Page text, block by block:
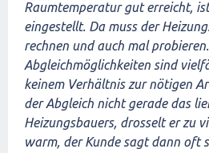
Raumtemperatur gut erreicht,
eingestellt. Da muss der
rechnen und auch mal
Abgleichmöglichkeiten sind
keinem Verhältnis zur nötigen
der Abgleich nicht gerade das
Heizungsbauers, drosselt er zu
warm, der Kunde sagt dann oft